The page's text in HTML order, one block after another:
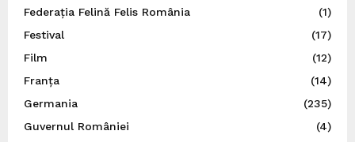
Federația Felină Felis România
(1)
Festival
(17)
Film
(12)
Franța
(14)
Germania
(235)
Guvernul României
(4)